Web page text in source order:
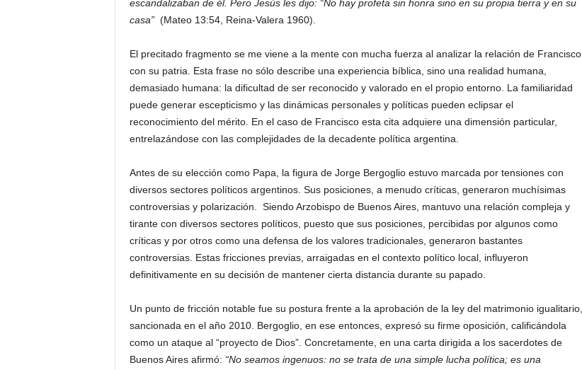
escandalizaban de él. Pero Jesús les dijo: “No hay profeta sin honra sino en su propia tierra y en su
casa” (Mateo 13:54, Reina-Valera 1960).
El precitado fragmento se me viene a la mente con mucha fuerza al analizar la relación de Francisco
con su patria. Esta frase no sólo describe una experiencia bíblica, sino una realidad humana,
demasiado humana: la dificultad de ser reconocido y valorado en el propio entorno. La familiaridad
puede generar escepticismo y las dinámicas personales y políticas pueden eclipsar el
reconocimiento del mérito. En el caso de Francisco esta cita adquiere una dimensión particular,
entrelazándose con las complejidades de la decadente política argentina.
Antes de su elección como Papa, la figura de Jorge Bergoglio estuvo marcada por tensiones con
diversos sectores políticos argentinos. Sus posiciones, a menudo críticas, generaron muchísimas
controversias y polarización. Siendo Arzobispo de Buenos Aires, mantuvo una relación compleja y
tirante con diversos sectores políticos, puesto que sus posiciones, percibidas por algunos como
críticas y por otros como una defensa de los valores tradicionales, generaron bastantes
controversias. Estas fricciones previas, arraigadas en el contexto político local, influyeron
definitivamente en su decisión de mantener cierta distancia durante su papado.
Un punto de fricción notable fue su postura frente a la aprobación de la ley del matrimonio igualitario,
sancionada en el año 2010. Bergoglio, en ese entonces, expresó su firme oposición, calificándola
como un ataque al “proyecto de Dios”. Concretamente, en una carta dirigida a los sacerdotes de
Buenos Aires afirmó: “No seamos ingenuos: no se trata de una simple lucha política; es una